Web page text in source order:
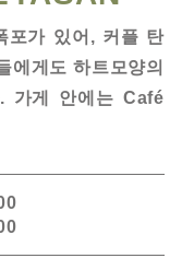
포가 있어, 커플 탄
에게도 하트모양의
가게 안에는 Café